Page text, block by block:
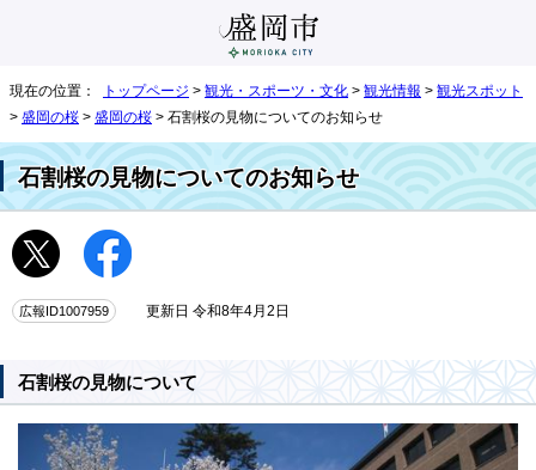
現在の位置： トップページ > 観光・スポーツ・文化 > 観光情報 > 観光スポット
> 盛岡の桜 > 盛岡の桜 > 石割桜の見物についてのお知らせ
石割桜の見物についてのお知らせ
広報ID1007959 更新日 令和8年4月2日
石割桜の見物について